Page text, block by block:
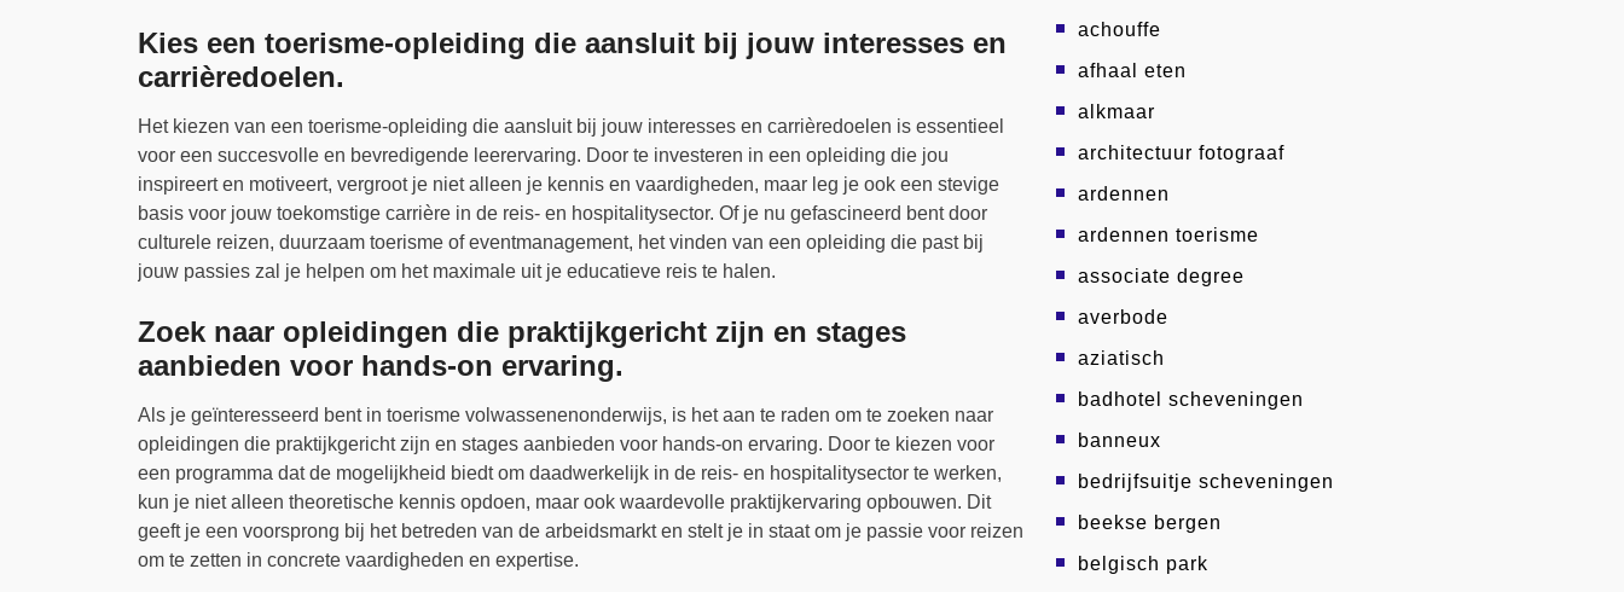
Kies een toerisme-opleiding die aansluit bij jouw interesses en
carrièredoelen.
Het kiezen van een toerisme-opleiding die aansluit bij jouw interesses en carrièredoelen is essentieel
voor een succesvolle en bevredigende leerervaring. Door te investeren in een opleiding die jou
inspireert en motiveert, vergroot je niet alleen je kennis en vaardigheden, maar leg je ook een stevige
basis voor jouw toekomstige carrière in de reis- en hospitalitysector. Of je nu gefascineerd bent door
culturele reizen, duurzaam toerisme of eventmanagement, het vinden van een opleiding die past bij
jouw passies zal je helpen om het maximale uit je educatieve reis te halen.
Zoek naar opleidingen die praktijkgericht zijn en stages
aanbieden voor hands-on ervaring.
Als je geïnteresseerd bent in toerisme volwassenenonderwijs, is het aan te raden om te zoeken naar
opleidingen die praktijkgericht zijn en stages aanbieden voor hands-on ervaring. Door te kiezen voor
een programma dat de mogelijkheid biedt om daadwerkelijk in de reis- en hospitalitysector te werken,
kun je niet alleen theoretische kennis opdoen, maar ook waardevolle praktijkervaring opbouwen. Dit
geeft je een voorsprong bij het betreden van de arbeidsmarkt en stelt je in staat om je passie voor reizen
om te zetten in concrete vaardigheden en expertise.
achouffe
afhaal eten
alkmaar
architectuur fotograaf
ardennen
ardennen toerisme
associate degree
averbode
aziatisch
badhotel scheveningen
banneux
bedrijfsuitje scheveningen
beekse bergen
belgisch park